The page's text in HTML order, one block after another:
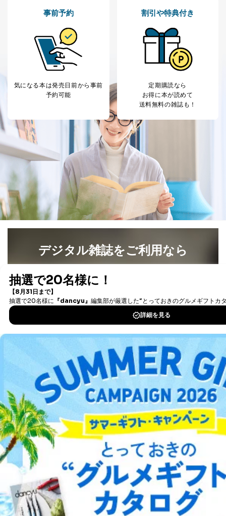
採用応募者の方の
個人情報
採用選考、ご連絡のため
当社の従業者の個
人情報
人事、総務などの雇用管理等のた
パートナー（提携
企業）からの委託
により当社の
等をご利用の方の
個人情報
提携企業及びお客様がご購入され
た商品の発売元企業からのｅメー
サービス、キャンペーン等の広告
に関するご案内のため
7
SNS公式アカウン
トに登録された方
当社のサービス利用状況の把握お
よびその分析のため
お問い合わせ対応、トラブル対
処、オペレーター教育など応対品
質向上のため
その他当社のプライバシーポリシ
ー等にて公表する利用目的達成の
ため
※上記の利用目的のうちNo.1～5については保有個人デ
ータ（開示対象個人情報）の利用目的であり、下記4.の
開示等のご請求に対応させていただきます。
なお、6、7については、パートナー（提携企業）様又は
３．個人情報の第三者提供について
本人の同意を得ることなく第三者に提供することはあり
ません。ただし、次の場合は除きます。
法令に基づく場合
人の生命､身体または財産の保護のために必要がある
場合であって、本人の同意を得ることが困難であると
き。
に特に必要がある場合であって、本人の同意を得るこ
とが困難である場合。
国の機関もしくは地方公共団体またはその委託を受け
た者が法令の定める事務を遂行することに対して協力
する必要がある場合であって、本人の同意を得ること
により当該事務の遂行に支障を及ぼすおそれがあると
き。
上記２．の利用目的を実施するために守秘義務を結ん
だ企業に、業務の一部として個人情報の取扱いを委
託・提供する場合、その業務に必要な範囲で委託・提
供先企業に個人情報を開示することがあります。
委託・提供先企業は具体的には以下のような企業です
が、これらに限りません。
委託先：カスタマーサポート支援会社 、クレジッ
トカード決済などの決済代行・料金回収会社、広
告配信サービス会社
提供先：出版社、出版物発売元、卸売会社、販売
事前予約
気になる本は発売日前から事前
予約可能
割引や特典付き
定期購読なら
お得に本が読めて
送料無料の雑誌も！
デジタル雑誌をご利用なら
書籍）が無料で読み放題！
DOWNLOAD FOR IOS
DOWNLOAD FOR ANDROID
ご利用方法はこちら
総合案内
アフィリエイト 採用情報
プレスリリース お問い合わせ
利用規約プライバシーポリシー 特定商取引法に基づく表示
出版社の皆様へ
投資家の皆様へサイトマップ